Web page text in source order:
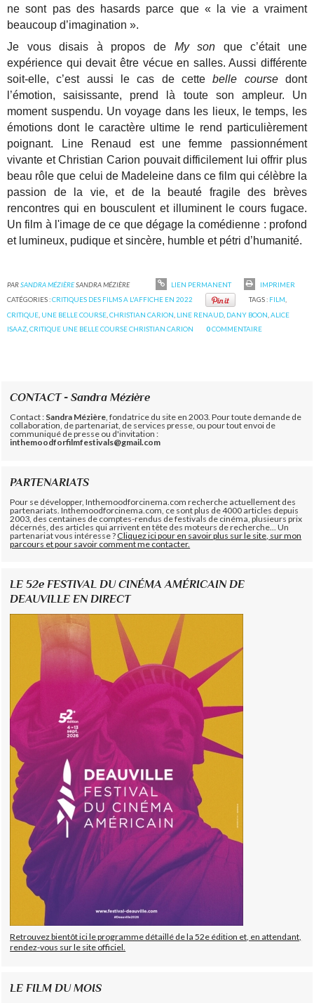
ne sont pas des hasards parce que « la vie a vraiment
beaucoup d’imagination ».
Je vous disais à propos de My son que c’était une
expérience qui devait être vécue en salles. Aussi différente
soit-elle, c’est aussi le cas de cettebelle coursedont
l’émotion, saisissante, prend là toute son ampleur. Un
moment suspendu. Un voyage dans les lieux, le temps, les
émotions dont le caractère ultime le rend particulièrement
poignant. Line Renaud est une femme passionnément
vivante et Christian Carion pouvait difficilement lui offrir plus
beau rôle que celui de Madeleine dans ce film qui célèbre la
passion de la vie, et de la beauté fragile des brèves
rencontres qui en bousculent et illuminent le cours fugace.
Un film à l'image de ce que dégage la comédienne : profond
et lumineux, pudique et sincère, humble et pétri d’humanité.
PARSANDRA MÉZIÈRESANDRA MÉZIÈRE LIEN PERMANENT
IMPRIMER
CATÉGORIES :CRITIQUES DES FILMS A L'AFFICHE EN 2022 TAGS : FILM
CRITIQUE UNE BELLE COURSE ,CHRISTIAN CARION LINE RENAUD DANY BOON ,ALICE
ISAAZ ,CRITIQUE UNE BELLE COURSE CHRISTIAN CARION 0COMMENTAIRE
CONTACT - Sandra Mézière
Contact : Sandra Mézière , fondatrice du site en 2003. Pour toute demande de
collaboration, de partenariat, de services presse, ou pour tout envoi de
communiqué de presse ou d'invitation :
inthemoodforfilmfestivals@gmail.com
PARTENARIATS
Pour se développer, Inthemoodforcinema.com recherche actuellement des
partenariats. Inthemoodforcinema.com, ce sont plus de 4000 articles depuis
2003, des centaines de comptes-rendus de festivals de cinéma, plusieurs prix
décernés, des articles qui arrivent en tête des moteurs de recherche... Un
partenariat vous intéresse ?Cliquez ici pour en savoir plus sur le site, sur mon
parcours et pour savoir comment me contacter.
LE 52e FESTIVAL DU CINÉMA AMÉRICAIN DE
DEAUVILLE EN DIRECT
Retrouvez bientôt ici le programme détaillé de la 52e édition et, en attendant,
rendez-vous sur le site officiel.
LE FILM DU MOIS